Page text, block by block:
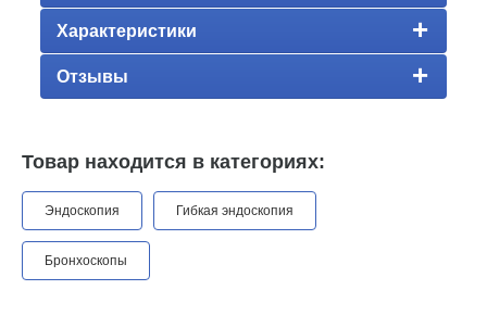
Характеристики
Отзывы
Товар находится в категориях:
Эндоскопия Гибкая эндоскопия
Бронхоскопы